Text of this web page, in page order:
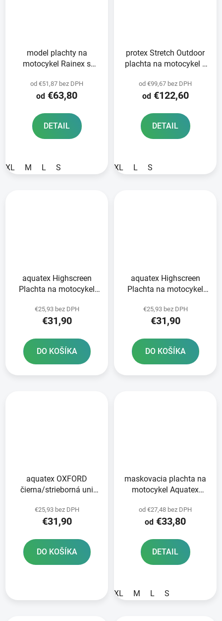
model plachty na
motocykel Rainex s
OXFORD
čierna/strieborná
od €51,87 bez DPH
od €63,80
DETAIL
XL M L S
protex Stretch Outdoor
plachta na motocykel s
OXFORD čierna
od €99,67 bez DPH
od€122,60
DETAIL
XL L S
aquatex Highscreen
Plachta na motocykel
OXFORD
čierna/strieborná uni
€25,93 bez DPH
€31,90
DO KOŠÍKA
aquatex Highscreen
Plachta na motocykel
OXFORD
čierna/strieborná uni
€25,93 bez DPH
€31,90
DO KOŠÍKA
aquatex OXFORD
čierna/strieborná uni
€25,93 bez DPH
€31,90
DO KOŠÍKA
maskovacia plachta na
motocykel Aquatex
od €27,48 bez DPH
od €33,80
DETAIL
XL M L S